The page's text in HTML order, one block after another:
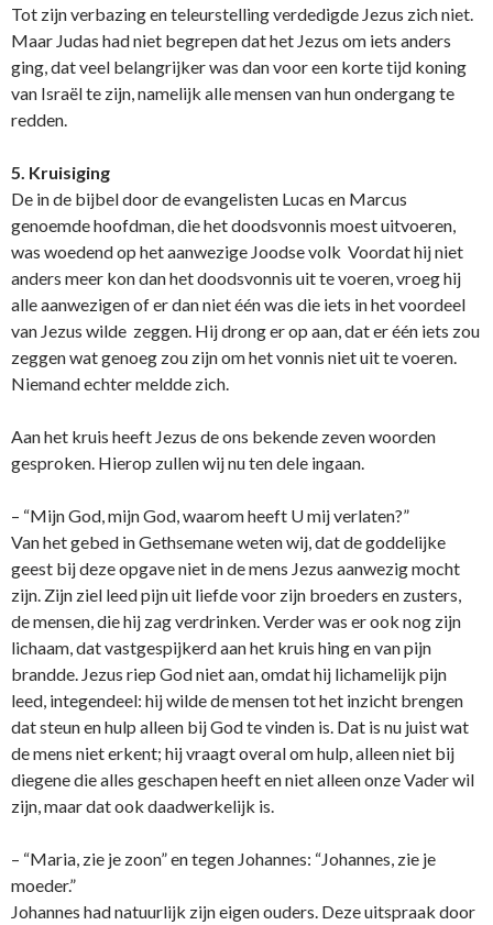
Tot zijn verbazing en teleurstelling verdedigde Jezus zich niet.
Maar Judas had niet begrepen dat het Jezus om iets anders
ging, dat veel belangrijker was dan voor een korte tijd koning
van Israël te zijn, namelijk alle mensen van hun o­ndergang te
redden.
5. Kruisiging
De in de bijbel door de evangelisten Lucas en Marcus
genoemde hoofdman, die het doodsvonnis moest uitvoeren,
was woedend op het aanwezige Joodse volk Voordat hij niet
anders meer kon dan het doodsvonnis uit te voeren, vroeg hij
alle aanwezigen of er dan niet één was die iets in het voordeel
van Jezus wilde zeggen. Hij drong er op aan, dat er één iets zou
zeggen wat genoeg zou zijn om het vonnis niet uit te voeren.
Niemand echter meldde zich.
Aan het kruis heeft Jezus de o­ns bekende zeven woorden
gesproken. Hierop zullen wij nu ten dele ingaan.
– “Mijn God, mijn God, waarom heeft U mij verlaten?”
Van het gebed in Gethsemane weten wij, dat de goddelijke
geest bij deze opgave niet in de mens Jezus aanwezig mocht
zijn. Zijn ziel leed pijn uit liefde voor zijn broeders en zusters,
de mensen, die hij zag verdrinken. Verder was er ook nog zijn
lichaam, dat vastgespijkerd aan het kruis hing en van pijn
brandde. Jezus riep God niet aan, omdat hij lichamelijk pijn
leed, integendeel: hij wilde de mensen tot het inzicht brengen
dat steun en hulp alleen bij God te vinden is. Dat is nu juist wat
de mens niet erkent; hij vraagt overal om hulp, alleen niet bij
diegene die alles geschapen heeft en niet alleen o­nze Vader wil
zijn, maar dat ook daadwerkelijk is.
– “Maria, zie je zoon” en tegen Johannes: “Johannes, zie je
moeder.”
Johannes had natuurlijk zijn eigen ouders. Deze uitspraak door